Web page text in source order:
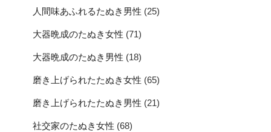
人間味あふれるたぬき男性 (25)
大器晩成のたぬき女性 (71)
大器晩成のたぬき男性 (18)
磨き上げられたたぬき女性 (65)
磨き上げられたたぬき男性 (21)
社交家のたぬき女性 (68)